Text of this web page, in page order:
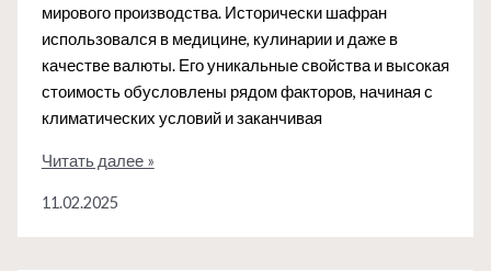
мирового производства. Исторически шафран
использовался в медицине, кулинарии и даже в
качестве валюты. Его уникальные свойства и высокая
стоимость обусловлены рядом факторов, начиная с
климатических условий и заканчивая
Шафран
Иран:
Читать далее »
11.02.2025